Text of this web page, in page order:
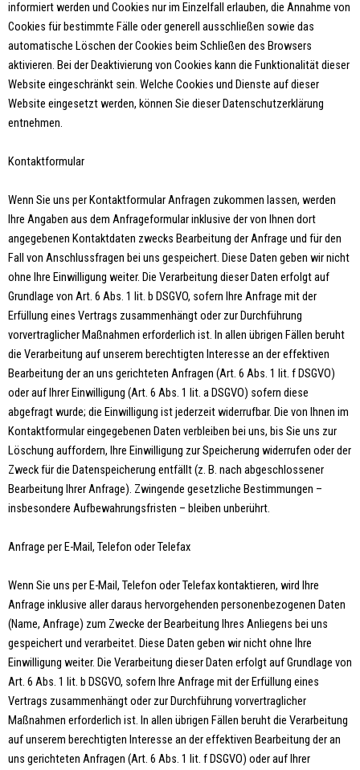
informiert werden und Cookies nur im Einzelfall erlauben, die Annahme von
Cookies für bestimmte Fälle oder generell ausschließen sowie das
automatische Löschen der Cookies beim Schließen des Browsers
aktivieren. Bei der Deaktivierung von Cookies kann die Funktionalität dieser
Website eingeschränkt sein. Welche Cookies und Dienste auf dieser
Website eingesetzt werden, können Sie dieser Datenschutzerklärung
entnehmen.
Kontaktformular
Wenn Sie uns per Kontaktformular Anfragen zukommen lassen, werden
Ihre Angaben aus dem Anfrageformular inklusive der von Ihnen dort
angegebenen Kontaktdaten zwecks Bearbeitung der Anfrage und für den
Fall von Anschlussfragen bei uns gespeichert. Diese Daten geben wir nicht
ohne Ihre Einwilligung weiter. Die Verarbeitung dieser Daten erfolgt auf
Grundlage von Art. 6 Abs. 1 lit. b DSGVO, sofern Ihre Anfrage mit der
Erfüllung eines Vertrags zusammenhängt oder zur Durchführung
vorvertraglicher Maßnahmen erforderlich ist. In allen übrigen Fällen beruht
die Verarbeitung auf unserem berechtigten Interesse an der effektiven
Bearbeitung der an uns gerichteten Anfragen (Art. 6 Abs. 1 lit. f DSGVO)
oder auf Ihrer Einwilligung (Art. 6 Abs. 1 lit. a DSGVO) sofern diese
abgefragt wurde; die Einwilligung ist jederzeit widerrufbar. Die von Ihnen im
Kontaktformular eingegebenen Daten verbleiben bei uns, bis Sie uns zur
Löschung auffordern, Ihre Einwilligung zur Speicherung widerrufen oder der
Zweck für die Datenspeicherung entfällt (z. B. nach abgeschlossener
Bearbeitung Ihrer Anfrage). Zwingende gesetzliche Bestimmungen –
insbesondere Aufbewahrungsfristen – bleiben unberührt.
Anfrage per E-Mail, Telefon oder Telefax
Wenn Sie uns per E-Mail, Telefon oder Telefax kontaktieren, wird Ihre
Anfrage inklusive aller daraus hervorgehenden personenbezogenen Daten
(Name, Anfrage) zum Zwecke der Bearbeitung Ihres Anliegens bei uns
gespeichert und verarbeitet. Diese Daten geben wir nicht ohne Ihre
Einwilligung weiter. Die Verarbeitung dieser Daten erfolgt auf Grundlage von
Art. 6 Abs. 1 lit. b DSGVO, sofern Ihre Anfrage mit der Erfüllung eines
Vertrags zusammenhängt oder zur Durchführung vorvertraglicher
Maßnahmen erforderlich ist. In allen übrigen Fällen beruht die Verarbeitung
auf unserem berechtigten Interesse an der effektiven Bearbeitung der an
uns gerichteten Anfragen (Art. 6 Abs. 1 lit. f DSGVO) oder auf Ihrer